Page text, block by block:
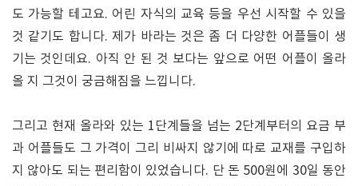
도 가능할 테고요. 어린 자식의 교육 등을 우선 시작할 수 있을
것 같기도 합니다. 제가 바라는 것은 좀 더 다양한 어플들이 생
기는 것인데요. 아직 안 된 것 보다는 앞으로 어떤 어플이 올라
올 지 그것이 궁금해짐을 느낍니다.
그리고 현재 올라와 있는 1단계들을 넘는 2단계부터의 요금 부
과 어플들도 그 가격이 그리 비싸지 않기에 따로 교재를 구입하
지 않아도 되는 편리함이 있었습니다. 단 돈 500원에 30일 동안